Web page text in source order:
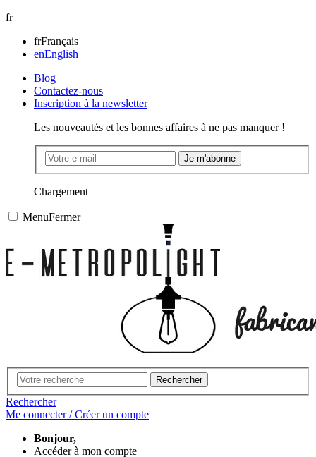
fr
frFrançais
enEnglish
Blog
Contactez-nous
Inscription à la newsletter
Les nouveautés et les bonnes affaires à ne pas manquer !
Je m'abonne
Chargement
MenuFermer
Rechercher
Rechercher
Me connecter / Créer un compte
Bonjour,
Accéder à mon compte